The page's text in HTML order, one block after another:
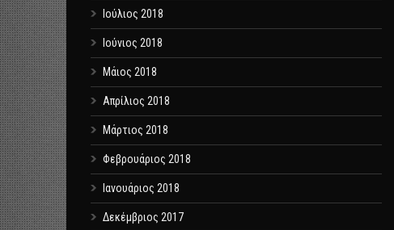
Ιούλιος 2018
Ιούνιος 2018
Μάιος 2018
Απρίλιος 2018
Μάρτιος 2018
Φεβρουάριος 2018
Ιανουάριος 2018
Δεκέμβριος 2017